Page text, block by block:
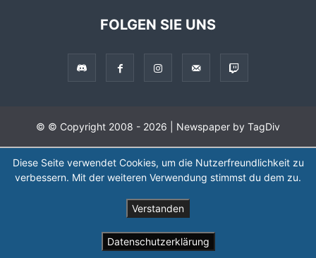
FOLGEN SIE UNS
© © Copyright 2008 - 2026 | Newspaper by TagDiv
Diese Seite verwendet Cookies, um die Nutzerfreundlichkeit zu
verbessern. Mit der weiteren Verwendung stimmst du dem zu.
Verstanden
Datenschutzerklärung